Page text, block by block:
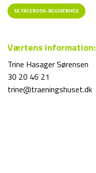
SE FACEBOOK-BEGIVENHED
Værtens information:
Trine Hasager Sørensen
30 20 46 21
trine@traeningshuset.dk